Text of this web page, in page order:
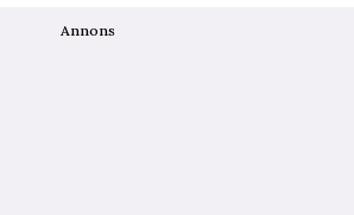
Annons